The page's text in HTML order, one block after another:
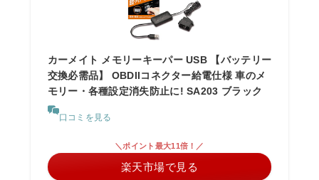
カーメイト メモリーキーパー USB 【バッテリー
交換必需品】 OBDIIコネクター給電仕様 車のメ
モリー・各種設定消失防止に! SA203 ブラック
口コミを見る
＼ポイント最大11倍！／
楽天市場で見る